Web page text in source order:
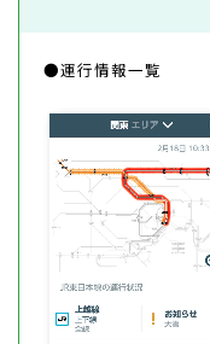
●運行情報一覧